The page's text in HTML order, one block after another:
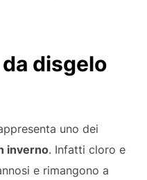
disgelo
uno dei
inverno. Infatti cloro e
e rimangono a